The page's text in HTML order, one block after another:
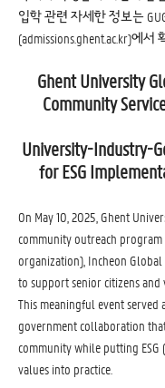
입학 관련 자세한 정보는
(admissions.ghent.ac.kr)에서
Ghent University
Community
University-Industry-
for ESG
On May 10, 2025, Ghent
community outreach
organization), Incheon Global
to support senior citizens
This meaningful event
government collaboration
community while putting ESG
values into practice.